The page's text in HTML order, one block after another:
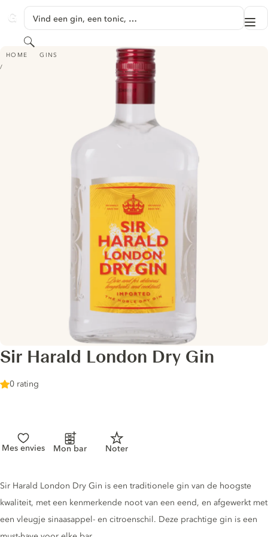
GINVENTORY
Vind een gin, een tonic, …
Zoeken
HOME GINS
SIR HARALD LONDON DRY GIN
Sir Harald London Dry Gin
0 rating
Mes envies Mon bar Noter
Gin description
Sir Harald London Dry Gin is een traditionele gin van de hoogste
kwaliteit, met een kenmerkende noot van een eend, en afgewerkt met
een vleugje sinaasappel- en citroenschil. Deze prachtige gin is een